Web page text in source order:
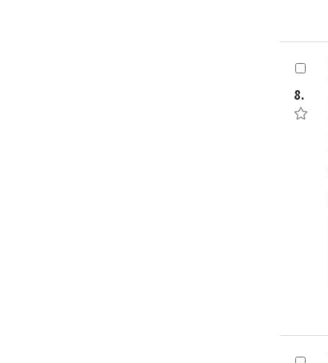
8.